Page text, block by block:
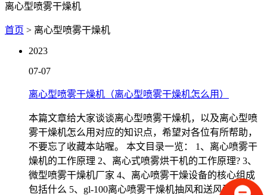
离心型喷雾干燥机
首页 > 离心型喷雾干燥机
2023
07-07
离心型喷雾干燥机（离心型喷雾干燥机怎么用）
本篇文章给大家谈谈离心型喷雾干燥机，以及离心型喷
雾干燥机怎么用对应的知识点，希望对各位有所帮助，
不要忘了收藏本站喔。 本文目录一览： 1、离心喷雾干
燥机的工作原理 2、离心式喷雾烘干机的工作原理? 3、
微型喷雾干燥机厂家 4、离心喷雾干燥设备的核心组成
包括什么 5、gl-100离心喷雾干燥机抽风和送风配比多